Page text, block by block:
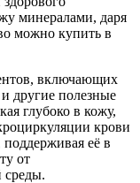
минералами, даря
можно купить в
включающих
другие полезные
глубоко в кожу,
крови
её в
от
среды.